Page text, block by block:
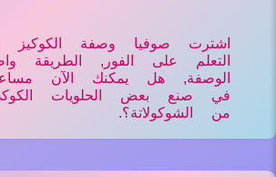
اشترت صوفيا وصفة الكوكيز
التعلم على الفور, الطريقة
الوصفة, هل يمكنك الآن
في صنع بعض الحلويات
من الشوكولاتة؟.